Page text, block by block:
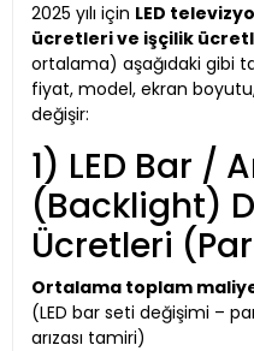
2025 yılı için LED
ücretleri ve işçilik
ortalama) aşağıdaki gibi
fiyat, model, ekran
değişir:
1) LED Bar /
(Backlight)
Ücretleri
Ortalama toplam
(LED bar seti değişimi –
arızası tamiri)